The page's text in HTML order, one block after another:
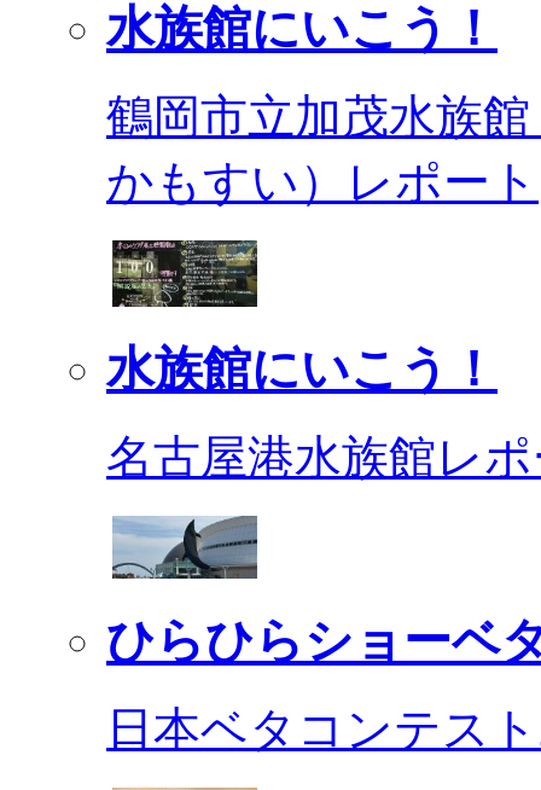
水族館にいこう！
鶴岡市立加茂水族
かもすい）レポート
水族館にいこう！
名古屋港水族館レ
ひらひらショーベ
日本ベタコンテス